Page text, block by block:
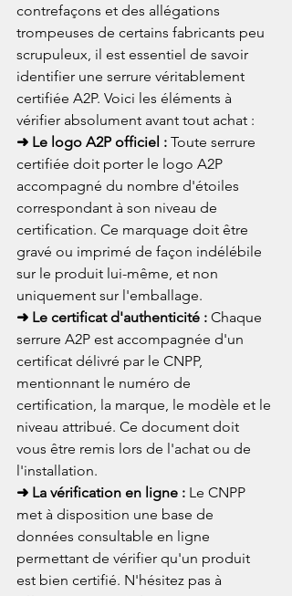
contrefaçons et des allégations
trompeuses de certains fabricants peu
scrupuleux, il est essentiel de savoir
identifier une serrure véritablement
certifiée A2P. Voici les éléments à
vérifier absolument avant tout achat :
➜ Le logo A2P officiel : Toute serrure
certifiée doit porter le logo A2P
accompagné du nombre d'étoiles
correspondant à son niveau de
certification. Ce marquage doit être
gravé ou imprimé de façon indélébile
sur le produit lui-même, et non
uniquement sur l'emballage.
➜ Le certificat d'authenticité : Chaque
serrure A2P est accompagnée d'un
certificat délivré par le CNPP,
mentionnant le numéro de
certification, la marque, le modèle et le
niveau attribué. Ce document doit
vous être remis lors de l'achat ou de
l'installation.
➜ La vérification en ligne : Le CNPP
met à disposition une base de
données consultable en ligne
permettant de vérifier qu'un produit
est bien certifié. N'hésitez pas à